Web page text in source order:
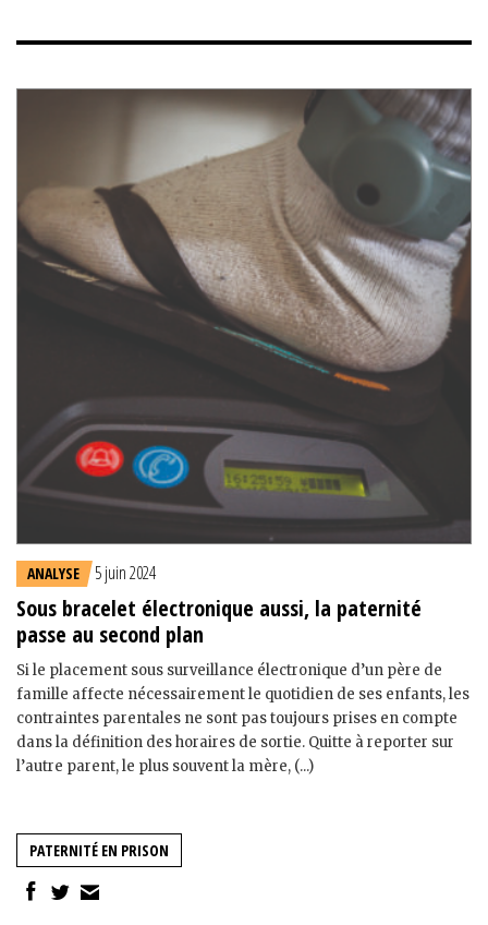
ANALYSE 5 juin 2024
Sous bracelet électronique aussi, la paternité
passe au second plan
Si le placement sous surveillance électronique d’un père de
famille affecte nécessairement le quotidien de ses enfants, les
contraintes parentales ne sont pas toujours prises en compte
dans la définition des horaires de sortie. Quitte à reporter sur
l’autre parent, le plus souvent la mère, (...)
PATERNITÉ EN PRISON